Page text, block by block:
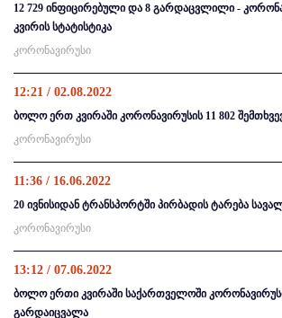
12 729 ინფიცირებული და 8 გარდაცვლილი -
კვირის სტატისტიკა
კორონავირუსი
12:21 / 02.08.2022
ბოლო ერთ კვირაში კორონავირუსის 11 802
კორონავირუსი
11:36 / 16.06.2022
20 ივნისიდან ტრანსპორტში პირბადის ტარება
კორონავირუსი
13:12 / 07.06.2022
ბოლო ერთი კვირაში საქართველოში
გარდაიცვალა